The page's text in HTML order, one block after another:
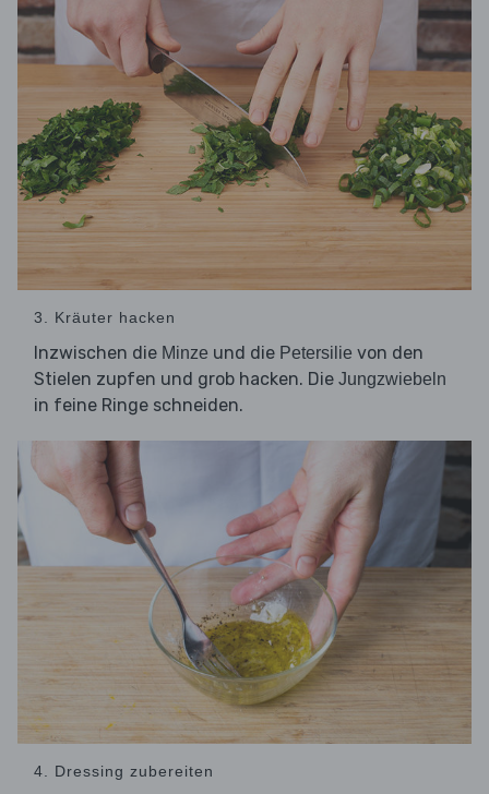
3. Kräuter hacken
Inzwischen die Minze und die Petersilie von den
Stielen zupfen und grob hacken. Die Jungzwiebeln
in feine Ringe schneiden.
4. Dressing zubereiten